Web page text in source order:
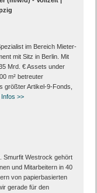
im Bereich Mieter-
mit Sitz in Berlin. Mit
Mrd. € Assets under
m² betreuter
größter Artikel-9-Fonds,
Infos >>
Smurfit Westrock gehört
und Mitarbeitern in 40
von papier­basierten
gerade für den